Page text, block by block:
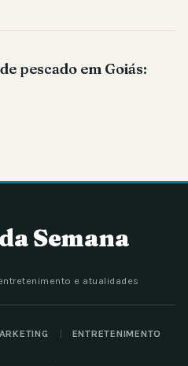
pescado em Goiás:
Semana
e atualidades
ENTRETENIMENTO